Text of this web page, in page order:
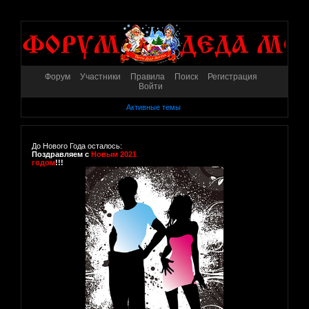
Форум Участники Правила Поиск
Регистрация
Войти
Активные темы
До Нового Года осталось:
Поздравляем с Новым 2021
годом!!!